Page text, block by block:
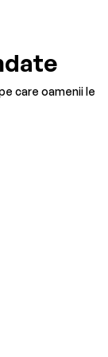
care oamenii le